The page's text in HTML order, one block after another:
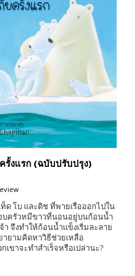
รั้งแรก (ฉบับปรับปรุง)
ด โบ และดิช ที่พายเรือออกไปใน
บครัวหมีขาวที่นอนอยู่บนก้อนน้ำ
จึงทำให้ก้อนน้ำแข็งเริ่มละลาย
ายามคิดหาวิธีช่วยเหลือ
เขาจะทำสำเร็จหรือเปล่านะ?